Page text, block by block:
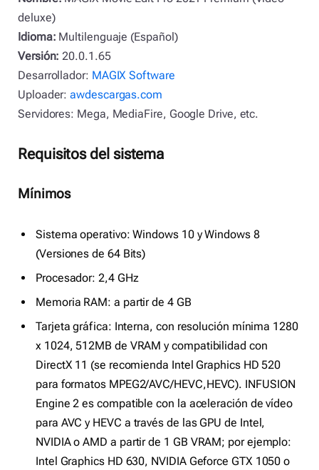
deluxe)
Idioma: Multilenguaje (Español)
Versión: 20.0.1.65
Desarrollador: MAGIX Software
Uploader:awdescargas.com
Servidores: Mega, MediaFire, Google Drive, etc.
Requisitos del sistema
Mínimos
Sistema operativo: Windows 10 y Windows 8
(Versiones de 64 Bits)
Procesador: 2,4 GHz
Memoria RAM: a partir de 4 GB
Tarjeta gráfica: Interna, con resolución mínima 1280
x 1024, 512MB de VRAM y compatibilidad con
DirectX 11 (se recomienda Intel Graphics HD 520
para formatos MPEG2/AVC/HEVC,HEVC). INFUSION
Engine 2 es compatible con la aceleración de vídeo
para AVC y HEVC a través de las GPU de Intel,
NVIDIA o AMD a partir de 1 GB VRAM; por ejemplo:
Intel Graphics HD 630, NVIDIA Geforce GTX 1050 o